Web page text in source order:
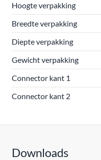
Hoogte verpakking
Breedte verpakking
Diepte verpakking
Gewicht verpakking
Connector kant 1
Connector kant 2
Downloads